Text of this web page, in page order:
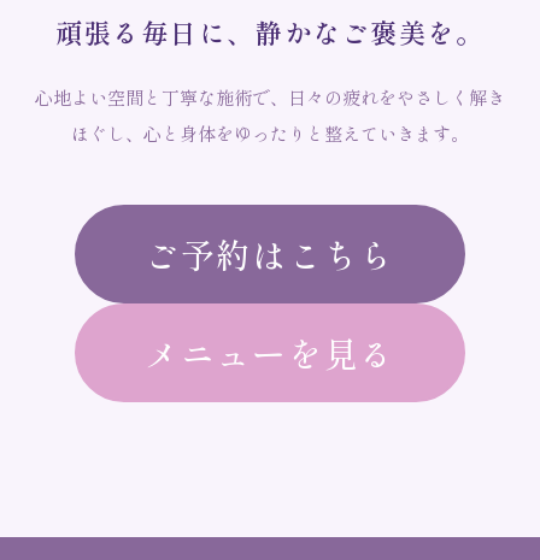
頑張る 毎日 に、 静かな ご褒美を。
心地よい空間と丁寧な施術で、日々の疲れをやさしく解き
ほぐし、心と身体をゆったりと整えていきます。
ご予約はこちら
メニューを見る